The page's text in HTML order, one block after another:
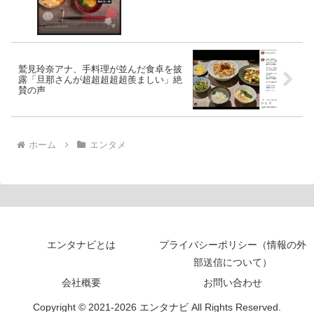
鷲見玲奈アナ、手料理が並んだ食卓を披
露「旦那さんが超超超超超羨ましい」絶
賛の声
ホーム エンタメ
エンタナビとは
プライバシーポリシー（情報の外
部送信について）
会社概要
お問い合わせ
Copyright © 2021-2026 エンタナビ All Rights Reserved.